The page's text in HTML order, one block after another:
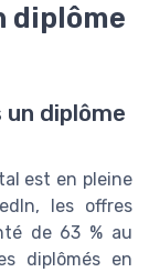
diplôme
diplôme
est en pleine
les offres
de 63 % au
diplômés en